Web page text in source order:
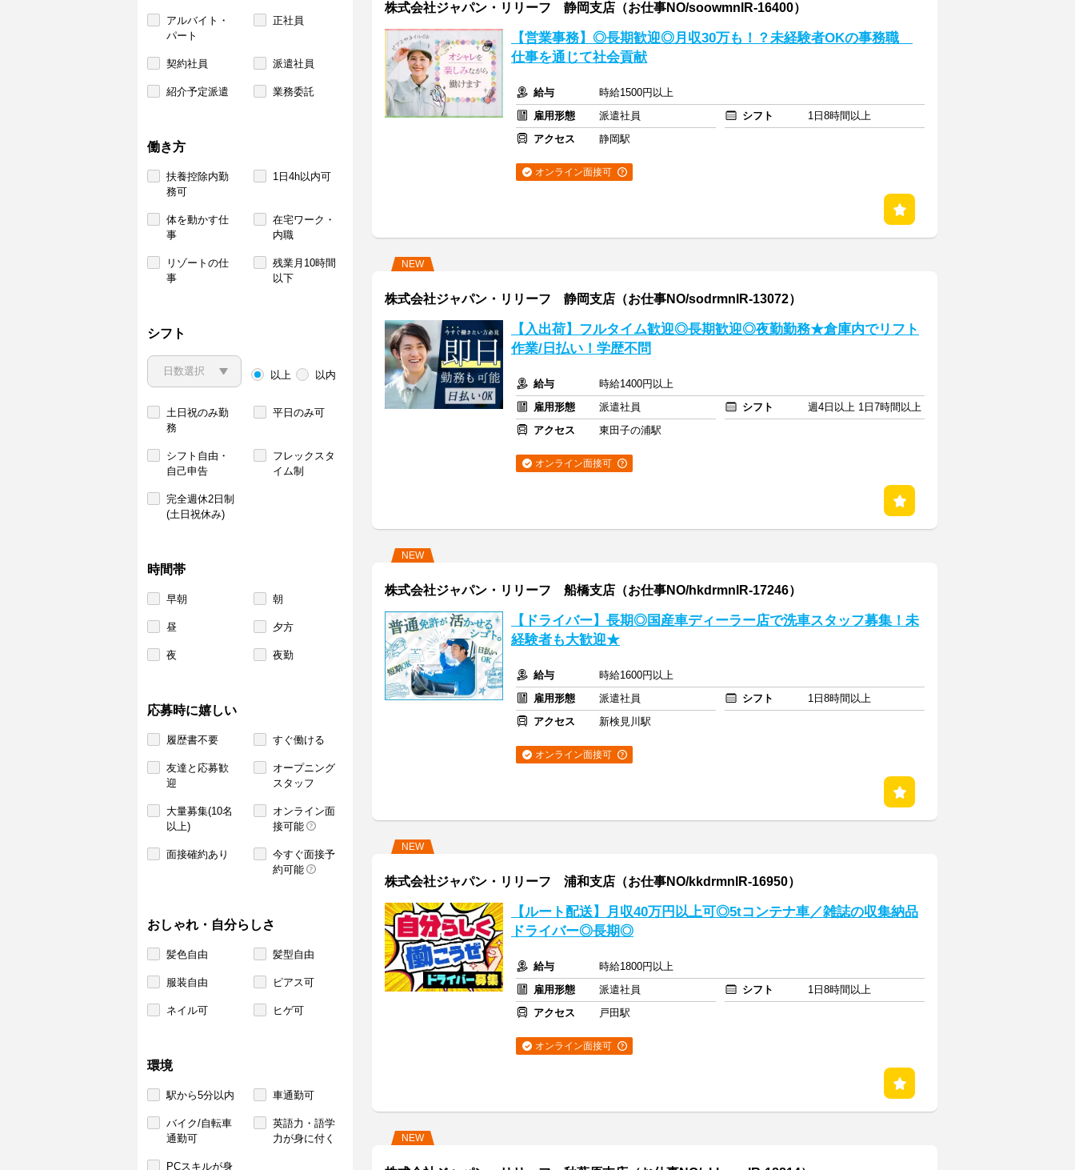
アルバイト・
パート
正社員
契約社員 派遣社員
紹介予定派遣 業務委託
働き方
扶養控除内勤
務可
1日4h以内可
体を動かす仕
事
在宅ワーク・
内職
リゾートの仕
事
残業月10時間
以下
シフト
以上 以内
土日祝のみ勤
務
平日のみ可
シフト自由・
自己申告
フレックスタ
イム制
完全週休2日制
(土日祝休み)
時間帯
早朝 朝
昼 夕方
夜 夜勤
応募時に嬉しい
履歴書不要 すぐ働ける
友達と応募歓
迎
オープニング
スタッフ
大量募集(10名
以上)
オンライン面
接可能
面接確約あり
今すぐ面接予
約可能
おしゃれ・自分らしさ
髪色自由 髪型自由
服装自由 ピアス可
ネイル可 ヒゲ可
環境
駅から5分以内 車通勤可
バイク/自転車
通勤可
英語力・語学
力が身に付く
PCスキルが身
株式会社ジャパン・リリーフ 静岡支店（お仕事NO/soowmnlR-16400）
【営業事務】◎長期歓迎◎月収30万も！？未経験者OKの事務職
仕事を通じて社会貢献
給与
時給1500円以上
雇用形態
派遣社員 シフト
1日8時間以上
アクセス
静岡駅
オンライン面接可
NEW
株式会社ジャパン・リリーフ 静岡支店（お仕事NO/sodrmnlR-13072）
【入出荷】フルタイム歓迎◎長期歓迎◎夜勤勤務★倉庫内でリフト
作業/日払い！学歴不問
給与
時給1400円以上
雇用形態
派遣社員 シフト
週4日以上 1日7時間以上
アクセス
東田子の浦駅
オンライン面接可
NEW
株式会社ジャパン・リリーフ 船橋支店（お仕事NO/hkdrmnlR-17246）
【ドライバー】長期◎国産車ディーラー店で洗車スタッフ募集！未
経験者も大歓迎★
給与
時給1600円以上
雇用形態
派遣社員 シフト
1日8時間以上
アクセス
新検見川駅
オンライン面接可
NEW
株式会社ジャパン・リリーフ 浦和支店（お仕事NO/kkdrmnlR-16950）
【ルート配送】月収40万円以上可◎5tコンテナ車／雑誌の収集納品
ドライバー◎長期◎
給与
時給1800円以上
雇用形態
派遣社員 シフト
1日8時間以上
アクセス
戸田駅
オンライン面接可
NEW